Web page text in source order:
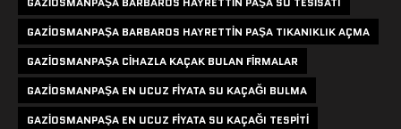
GAZIOSMANPAŞA BARBAROS HAYRETTIN PAŞA TIKANIKLIK AÇMA
GAZIOSMANPAŞA CIHAZLA KAÇAK BULAN FIRMALAR
GAZIOSMANPAŞA EN UCUZ FIYATA SU KAÇAĞI BULMA
GAZIOSMANPAŞA EN UCUZ FIYATA SU KAÇAĞI TESPITI